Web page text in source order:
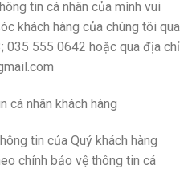
tin cá nhân của mình vui
khách hàng của chúng tôi qua
035 555 0642 hoặc qua địa chỉ
cá nhân khách hàng
tin của Quý khách hàng
chính bảo vệ thông tin cá